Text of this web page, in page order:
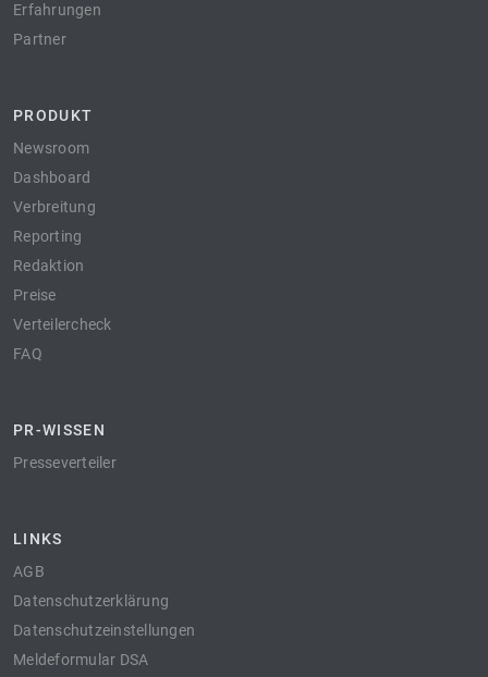
Erfahrungen
Partner
PRODUKT
Newsroom
Dashboard
Verbreitung
Reporting
Redaktion
Preise
Verteilercheck
FAQ
PR-WISSEN
Presseverteiler
LINKS
AGB
Datenschutzerklärung
Datenschutzeinstellungen
Meldeformular DSA